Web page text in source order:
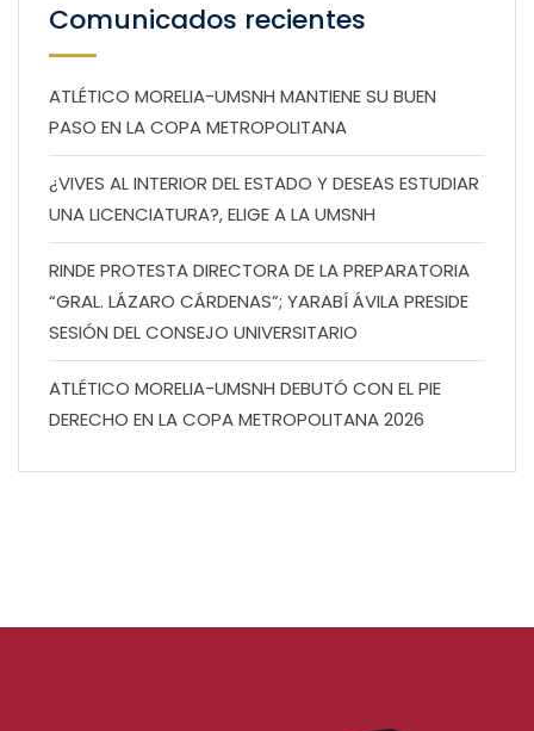
Comunicados recientes
ATLÉTICO MORELIA-UMSNH MANTIENE SU BUEN
PASO EN LA COPA METROPOLITANA
¿VIVES AL INTERIOR DEL ESTADO Y DESEAS ESTUDIAR
UNA LICENCIATURA?, ELIGE A LA UMSNH
RINDE PROTESTA DIRECTORA DE LA PREPARATORIA
“GRAL. LÁZARO CÁRDENAS”; YARABÍ ÁVILA PRESIDE
SESIÓN DEL CONSEJO UNIVERSITARIO
ATLÉTICO MORELIA-UMSNH DEBUTÓ CON EL PIE
DERECHO EN LA COPA METROPOLITANA 2026